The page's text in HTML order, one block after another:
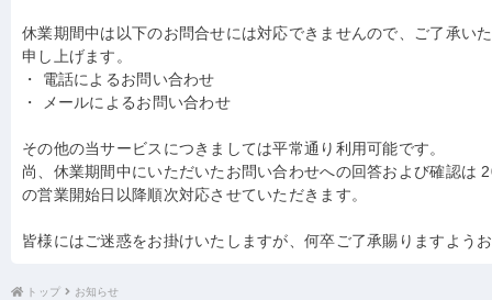
休業期間中は以下のお問合せには対応できませんので、ご了承い
申し上げます。
・ 電話によるお問い合わせ
・ メールによるお問い合わせ
その他の当サービスにつきましては平常通り利用可能です。
尚、休業期間中にいただいたお問い合わせへの回答および確認は
の営業開始日以降順次対応させていただきます。
皆様にはご迷惑をお掛けいたしますが、何卒ご了承賜りますよう
トップ お知らせ